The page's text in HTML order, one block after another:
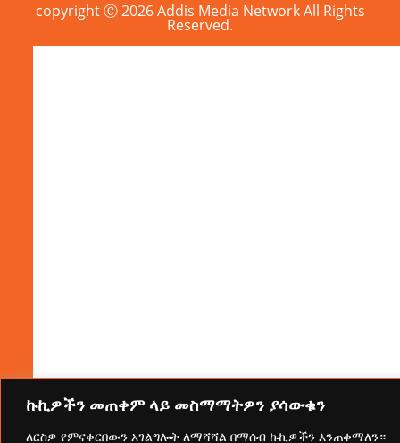
ኩኪዎችን መጠቀም ላይ መስማማትዎን ያሳውቁን
ለርስዎ የምናቀርበውን አገልግሎት ለማሻሻል በማሰብ ኩኪዎችን እንጠቀማለን።
copyright Ⓒ 2026 Addis Media Network All Rights
Reserved.